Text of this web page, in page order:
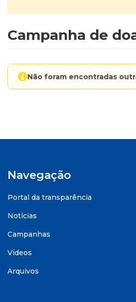
Campanha de
Não foram encontradas
Navegação
Portal da transparência
Notícias
Campanhas
Videos
Arquivos